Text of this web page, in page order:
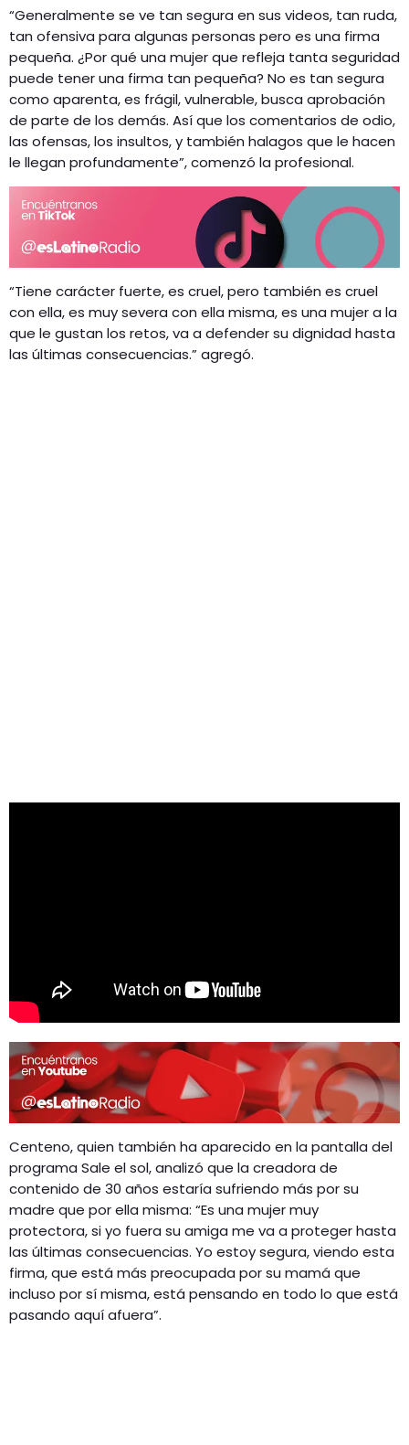
“Generalmente se ve tan segura en sus videos, tan ruda,
tan ofensiva para algunas personas pero es una firma
pequeña. ¿Por qué una mujer que refleja tanta seguridad
puede tener una firma tan pequeña? No es tan segura
como aparenta, es frágil, vulnerable, busca aprobación
de parte de los demás. Así que los comentarios de odio,
las ofensas, los insultos, y también halagos que le hacen
le llegan profundamente”, comenzó la profesional.
“Tiene carácter fuerte, es cruel, pero también es cruel
con ella, es muy severa con ella misma, es una mujer a la
que le gustan los retos, va a defender su dignidad hasta
las últimas consecuencias.” agregó.
Centeno, quien también ha aparecido en la pantalla del
programa Sale el sol, analizó que la creadora de
contenido de 30 años estaría sufriendo más por su
madre que por ella misma: “Es una mujer muy
protectora, si yo fuera su amiga me va a proteger hasta
las últimas consecuencias. Yo estoy segura, viendo esta
firma, que está más preocupada por su mamá que
incluso por sí misma, está pensando en todo lo que está
pasando aquí afuera”.